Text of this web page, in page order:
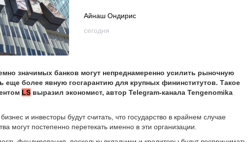
Айнаш Ондирис
сегодня
значимых банков могут непреднамеренно усилить рыночную
еще более явную госгарантию для крупных фининститутов. Такое
LS выразил экономист, автор Telegram-канала Tengenomika
и инвесторы будут считать, что государство в крайнем случае
могут постепенно перетекать именно в эти организации.